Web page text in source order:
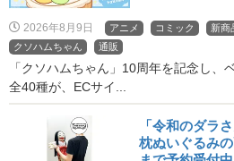
2026年8月9日 アニメ コミック 新商
クソハムちゃん
通販
「クソハムちゃん」10周年を記念し、
全40種が、ECサイ...
「令和のダラ
枕ぬいぐるみ